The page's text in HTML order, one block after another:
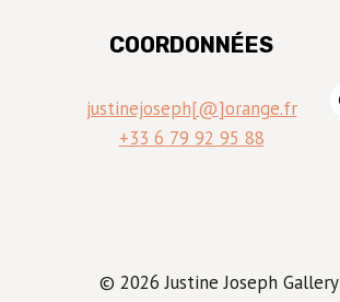
COORDONNÉES
justinejoseph[@]orange.fr
+33 6 79 92 95 88
© 2026 Justine Joseph Gallery